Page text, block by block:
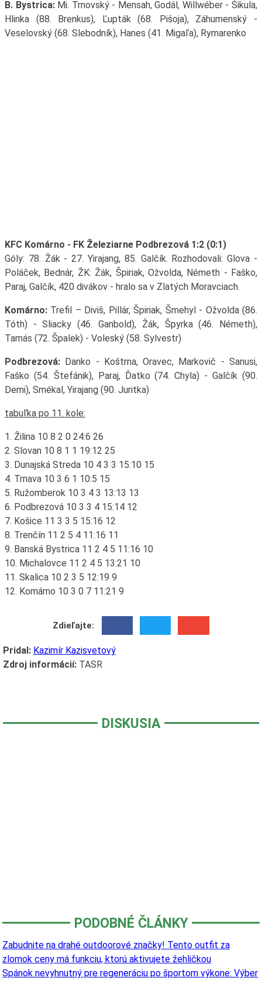
B. Bystrica:Mi. Trnovský - Mensah, Godál, Willwéber - Šikula,
Hlinka (88. Brenkus), Ľupták (68. Pišoja), Záhumenský -
Veselovský (68. Slebodník), Hanes (41. Migaľa), Rymarenko
KFC Komárno - FK Železiarne Podbrezová 1:2 (0:1)
Góly: 78. Žák - 27. Yirajang, 85. Galčík. Rozhodovali: Glova -
Poláček, Bednár, ŽK: Žák, Špiriak, Ožvolda, Németh - Faško,
Paraj, Galčík, 420 divákov - hralo sa v Zlatých Moravciach.
Komárno:Trefil – Diviš, Pillár, Špiriak, Šmehyl - Ožvolda (86.
Tóth) - Sliacky (46. Ganbold), Žák, Špyrka (46. Németh),
Tamás (72. Špalek) - Voleský (58. Sylvestr)
Podbrezová:Danko - Koštrna, Oravec, Markovič - Sanusi,
Faško (54. Štefánik), Paraj, Ďatko (74. Chyla) - Galčík (90.
Demi), Smékal, Yirajang (90. Juritka)
tabuľka po 11. kole:
1. Žilina 10 8 2 0 24:6 26
2. Slovan 10 8 1 1 19:12 25
3. Dunajská Streda 10 4 3 3 15:10 15
4. Trnava 10 3 6 1 10:5 15
5. Ružomberok 10 3 4 3 13:13 13
6. Podbrezová 10 3 3 4 15:14 12
7. Košice 11 3 3 5 15:16 12
8. Trenčín 11 2 5 4 11:16 11
9. Banská Bystrica 11 2 4 5 11:16 10
10. Michalovce 11 2 4 5 13:21 10
11. Skalica 10 2 3 5 12:19 9
12. Komárno 10 3 0 7 11:21 9
Zdieľajte:
Pridal: Kazimír Kazisvetový
Zdroj informácií:TASR
DISKUSIA
PODOBNÉ ČLÁNKY
Zabudnite na drahé outdoorové značky! Tento outfit za
zlomok ceny má funkciu, ktorú aktivujete žehličkou
Spánok nevyhnutný pre regeneráciu po športom výkone: Výber